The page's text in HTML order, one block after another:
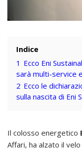
Indice
1 Ecco Eni
sarà multi-service
2 Ecco le
sulla nascita di Eni
Il colosso energetico
Affari, ha alzato il